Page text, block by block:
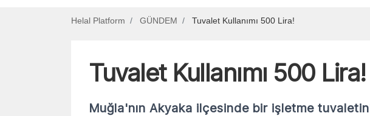
Helal Platform GÜNDEM Tuvalet Kullanımı 500 Lira!
Tuvalet Kullanımı 500 Lira!
Muğla'nın Akyaka ilçesinde bir işletme